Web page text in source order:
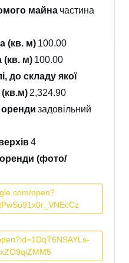
майна частина
(кв. м) 100.00
(кв. м) 100.00
до складу якої
2,324.90
оренди задовільний
4
оренди (фото/
open?